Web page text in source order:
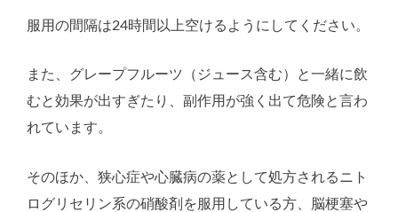
服用の間隔は24時間以上空けるようにしてください。
また、グレープフルーツ（ジュース含む）と一緒に飲
むと効果が出すぎたり、副作用が強く出て危険と言わ
れています。
そのほか、狭心症や心臓病の薬として処方されるニト
ログリセリン系の硝酸剤を服用している方、脳梗塞や